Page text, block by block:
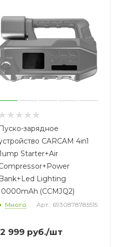
Пуско-зарядное
CARCAM 4in1
Starter+Air
Bank+Led Lighting
(CCMJQ2)
Много Арт.: 6930878785515
2 999руб./шт